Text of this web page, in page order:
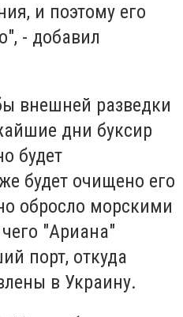
и поэтому его
- добавил
внешней разведки
дни буксир
будет
будет очищено его
обросло морскими
"Ариана"
порт, откуда
в Украину.